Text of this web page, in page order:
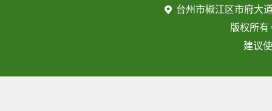
台州市椒江区市府大
版权所
建议